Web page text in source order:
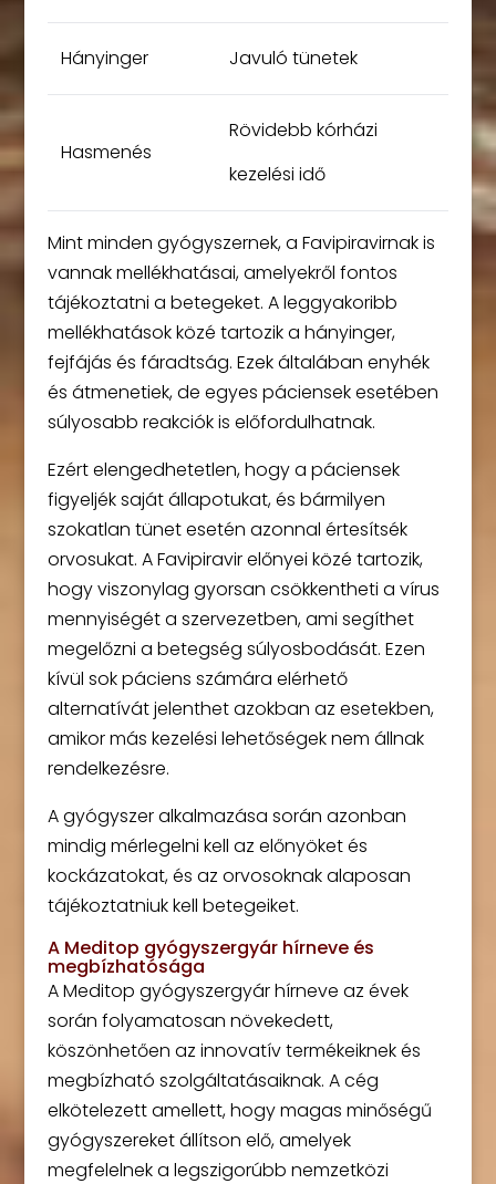
Hányinger Javuló tünetek
Hasmenés
Rövidebb kórházi
kezelési idő
Mint minden gyógyszernek, a Favipiravirnak is
vannak mellékhatásai, amelyekről fontos
tájékoztatni a betegeket. A leggyakoribb
mellékhatások közé tartozik a hányinger,
fejfájás és fáradtság. Ezek általában enyhék
és átmenetiek, de egyes páciensek esetében
súlyosabb reakciók is előfordulhatnak.
Ezért elengedhetetlen, hogy a páciensek
figyeljék saját állapotukat, és bármilyen
szokatlan tünet esetén azonnal értesítsék
orvosukat. A Favipiravir előnyei közé tartozik,
hogy viszonylag gyorsan csökkentheti a vírus
mennyiségét a szervezetben, ami segíthet
megelőzni a betegség súlyosbodását. Ezen
kívül sok páciens számára elérhető
alternatívát jelenthet azokban az esetekben,
amikor más kezelési lehetőségek nem állnak
rendelkezésre.
A gyógyszer alkalmazása során azonban
mindig mérlegelni kell az előnyöket és
kockázatokat, és az orvosoknak alaposan
tájékoztatniuk kell betegeiket.
A Meditop gyógyszergyár hírneve és
megbízhatósága
A Meditop gyógyszergyár hírneve az évek
során folyamatosan növekedett,
köszönhetően az innovatív termékeiknek és
megbízható szolgáltatásaiknak. A cég
elkötelezett amellett, hogy magas minőségű
gyógyszereket állítson elő, amelyek
megfelelnek a legszigorúbb nemzetközi